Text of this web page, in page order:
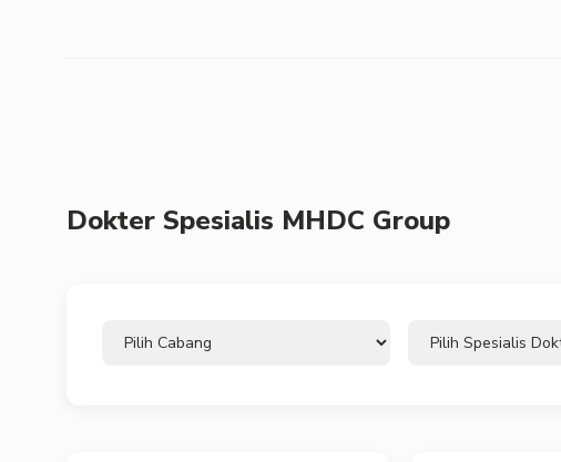
Dokter Spesialis MHDC Group